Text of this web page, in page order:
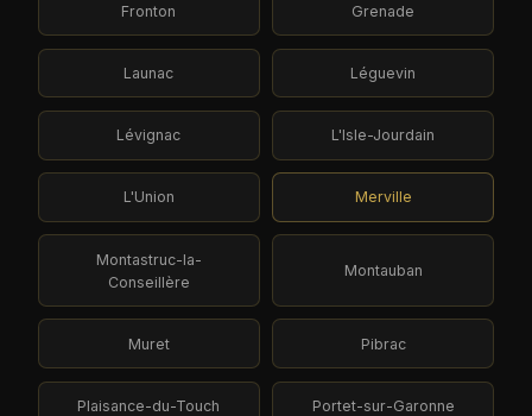
Fronton Grenade
Launac Léguevin
Lévignac L'Isle-Jourdain
L'Union Merville
Montastruc-la-
Conseillère
Montauban
Muret Pibrac
Plaisance-du-Touch Portet-sur-Garonne